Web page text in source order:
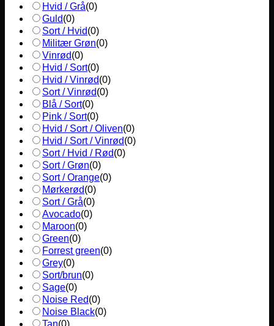
Hvid / Grå(0)
Guld(0)
Sort / Hvid(0)
Militær Grøn(0)
Vinrød(0)
Hvid / Sort(0)
Hvid / Vinrød(0)
Sort / Vinrød(0)
Blå / Sort(0)
Pink / Sort(0)
Hvid / Sort / Oliven(0)
Hvid / Sort / Vinrød(0)
Sort / Hvid / Rød(0)
Sort / Grøn(0)
Sort / Orange(0)
Mørkerød(0)
Sort / Grå(0)
Avocado(0)
Maroon(0)
Green(0)
Forrest green(0)
Grey(0)
Sort/brun(0)
Sage(0)
Noise Red(0)
Noise Black(0)
Tan(0)